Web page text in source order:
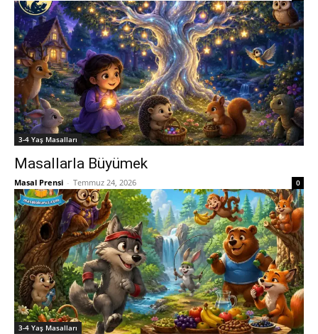
3-4 Yaş Masalları
Masallarla Büyümek
Masal Prensi - Temmuz 24, 2026 0
3-4 Yaş Masalları